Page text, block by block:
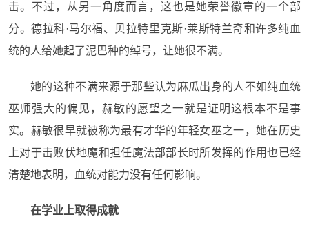
击。 不过，从另一角度而言， 这也是她荣誉徽章的一个部
分。德拉科·马尔福、贝拉特里克斯·莱斯特兰奇和许多纯血
统的人给她起了泥巴种的绰号， 让她很不满。
她的这种不满来源于那些认为麻瓜出身的人不如纯血统
巫师强大的偏见 ， 赫敏的愿望之一就是证明这根本不是事
实。 赫敏很早就被称为最有才华的年轻女巫之一，她在历史
上对于击败伏地魔和担任魔法部部长时所发挥的作用也已经
清楚地表明，血统对能力没有任何影响。
在学业 上取得成就